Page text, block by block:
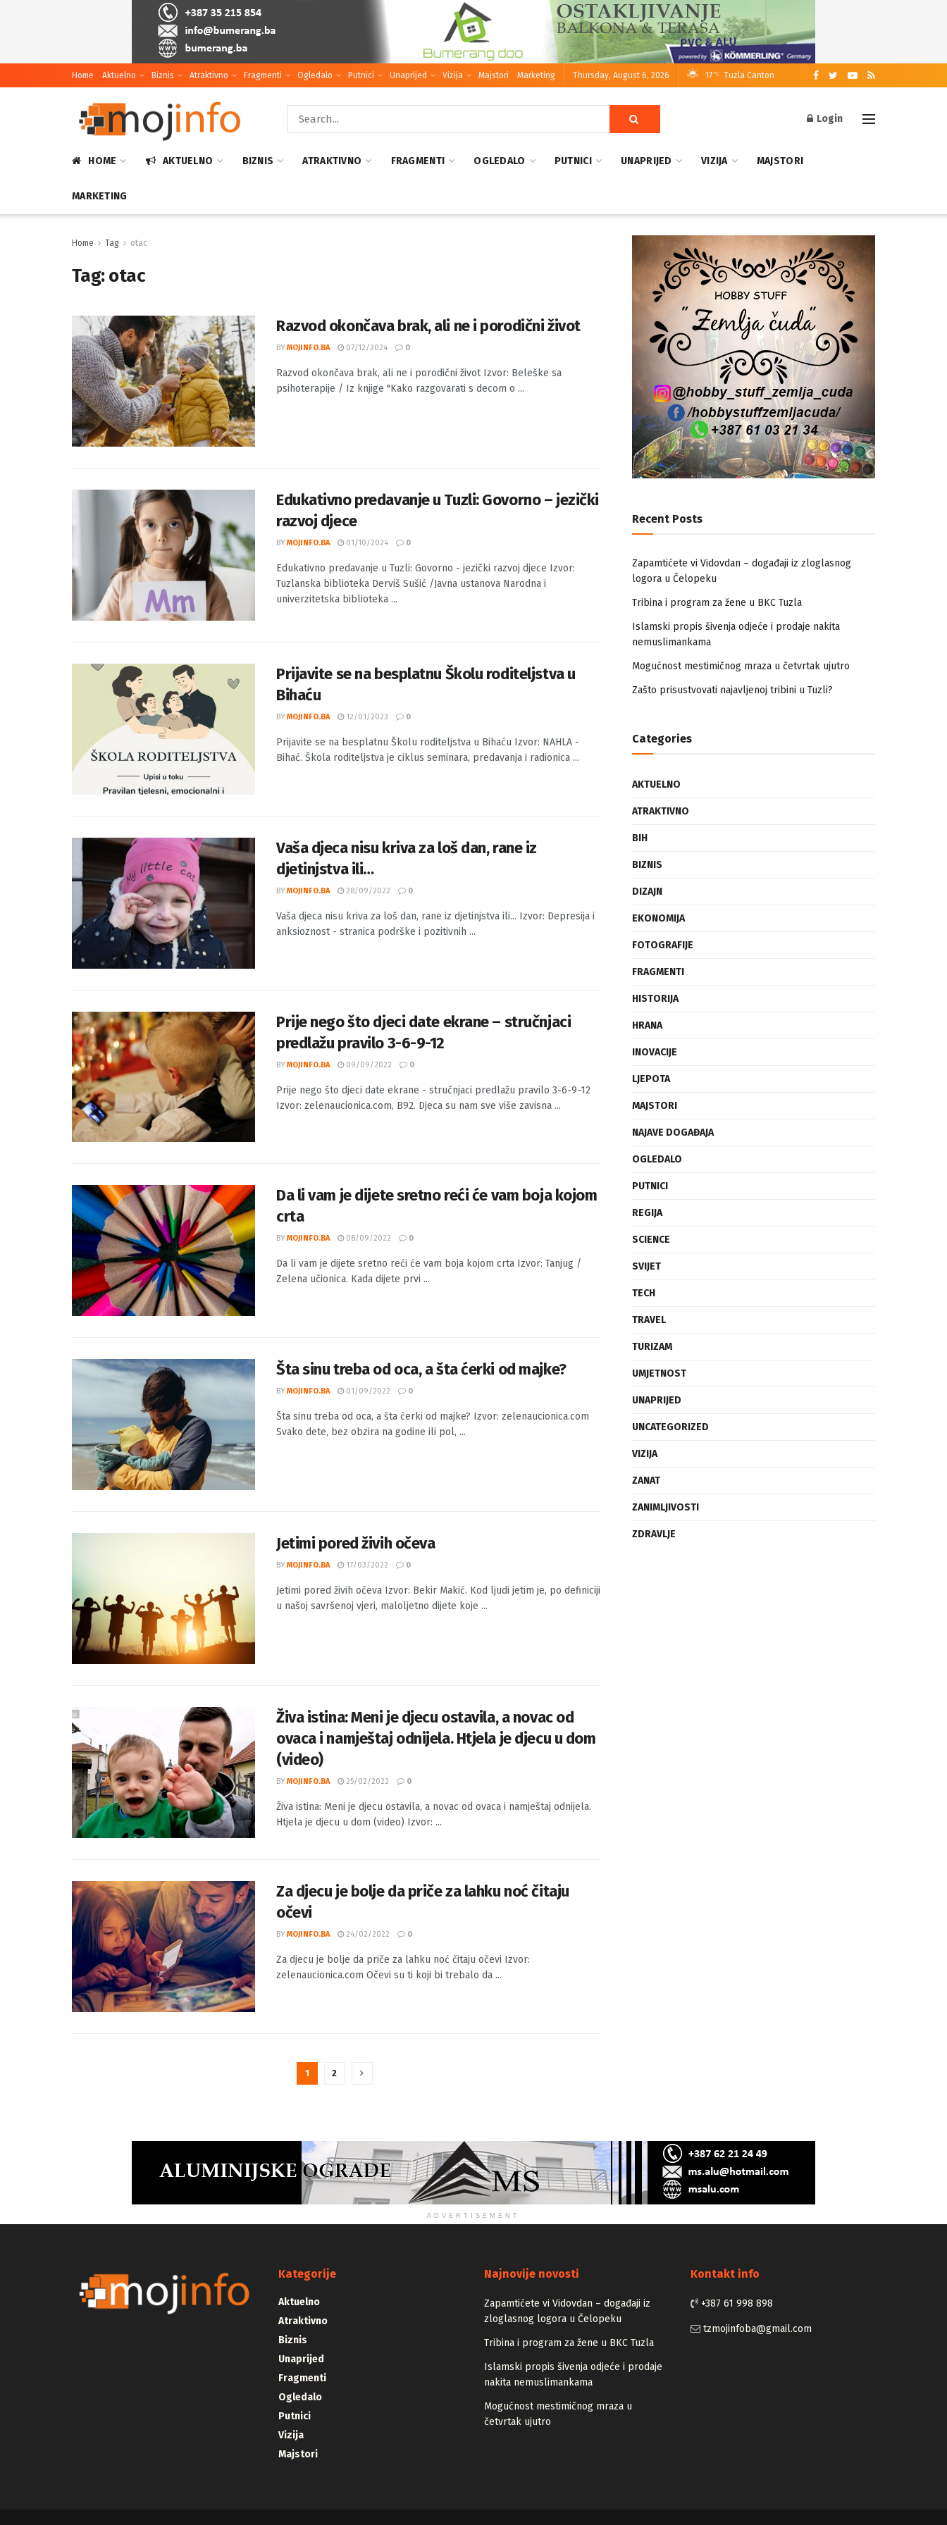
Home Aktuelno Biznis Atraktivno Fragmenti Ogledalo Putnici Unaprijed Vizija Majstori Marketing Thursday, August 6, 2026 17 °C Tuzla Canton
Login
HOME AKTUELNO BIZNIS ATRAKTIVNO FRAGMENTI OGLEDALO PUTNICI UNAPRIJED VIZIJA MAJSTORI
MARKETING
Home Tag otac
Tag:otac
Razvod okončava brak, ali ne i porodični život
BY MOJINFO.BA 07/12/2024 0
Razvod okončava brak, ali ne i porodični život Izvor: Beleške sa
psihoterapije / Iz knjige "Kako razgovarati s decom o ...
Edukativno predavanje u Tuzli: Govorno – jezički
razvoj djece
BY MOJINFO.BA 01/10/2024 0
Edukativno predavanje u Tuzli: Govorno - jezički razvoj djece Izvor:
Tuzlanska biblioteka Derviš Sušić /Javna ustanova Narodna i
univerzitetska biblioteka ...
Prijavite se na besplatnu Školu roditeljstva u
Bihaću
BY MOJINFO.BA 12/01/2023 0
Prijavite se na besplatnu Školu roditeljstva u Bihaću Izvor: NAHLA -
Bihać. Škola roditeljstva je ciklus seminara, predavanja i radionica ...
Vaša djeca nisu kriva za loš dan, rane iz
djetinjstva ili…
BY MOJINFO.BA 28/09/2022 0
Vaša djeca nisu kriva za loš dan, rane iz djetinjstva ili... Izvor: Depresija i
anksioznost - stranica podrške i pozitivnih ...
Prije nego što djeci date ekrane – stručnjaci
predlažu pravilo 3-6-9-12
BY MOJINFO.BA 09/09/2022 0
Prije nego što djeci date ekrane - stručnjaci predlažu pravilo 3-6-9-12
Izvor: zelenaucionica.com, B92. Djeca su nam sve više zavisna ...
Da li vam je dijete sretno reći će vam boja kojom
crta
BY MOJINFO.BA 08/09/2022 0
Da li vam je dijete sretno reći će vam boja kojom crta Izvor: Tanjug /
Zelena učionica. Kada dijete prvi ...
Šta sinu treba od oca, a šta ćerki od majke?
BY MOJINFO.BA 01/09/2022 0
Šta sinu treba od oca, a šta ćerki od majke? Izvor: zelenaucionica.com
Svako dete, bez obzira na godine ili pol, ...
Jetimi pored živih očeva
BY MOJINFO.BA 17/03/2022 0
Jetimi pored živih očeva Izvor: Bekir Makić. Kod ljudi jetim je, po definiciji
u našoj savršenoj vjeri, maloljetno dijete koje ...
Živa istina: Meni je djecu ostavila, a novac od
ovaca i namještaj odnijela. Htjela je djecu u dom
(video)
BY MOJINFO.BA 25/02/2022 0
Živa istina: Meni je djecu ostavila, a novac od ovaca i namještaj odnijela.
Htjela je djecu u dom (video) Izvor: ...
Za djecu je bolje da priče za lahku noć čitaju
očevi
BY MOJINFO.BA 24/02/2022 0
Za djecu je bolje da priče za lahku noć čitaju očevi Izvor:
zelenaucionica.com Očevi su ti koji bi trebalo da ...
1 2
Recent Posts
Zapamtićete vi Vidovdan – događaji iz zloglasnog
logora u Čelopeku
Tribina i program za žene u BKC Tuzla
Islamski propis šivenja odjeće i prodaje nakita
nemuslimankama
Mogućnost mestimičnog mraza u četvrtak ujutro
Zašto prisustvovati najavljenoj tribini u Tuzli?
Categories
AKTUELNO
ATRAKTIVNO
BIH
BIZNIS
DIZAJN
EKONOMIJA
FOTOGRAFIJE
FRAGMENTI
HISTORIJA
HRANA
INOVACIJE
LJEPOTA
MAJSTORI
NAJAVE DOGAĐAJA
OGLEDALO
PUTNICI
REGIJA
SCIENCE
SVIJET
TECH
TRAVEL
TURIZAM
UMJETNOST
UNAPRIJED
UNCATEGORIZED
VIZIJA
ZANAT
ZANIMLJIVOSTI
ZDRAVLJE
ADVERTISEMENT
Kategorije
Aktuelno
Atraktivno
Biznis
Unaprijed
Fragmenti
Ogledalo
Putnici
Vizija
Majstori
Najnovije novosti
Zapamtićete vi Vidovdan – događaji iz
zloglasnog logora u Čelopeku
Tribina i program za žene u BKC Tuzla
Islamski propis šivenja odjeće i prodaje
nakita nemuslimankama
Mogućnost mestimičnog mraza u
četvrtak ujutro
Kontakt info
+387 61 998 898
tzmojinfoba@gmail.com